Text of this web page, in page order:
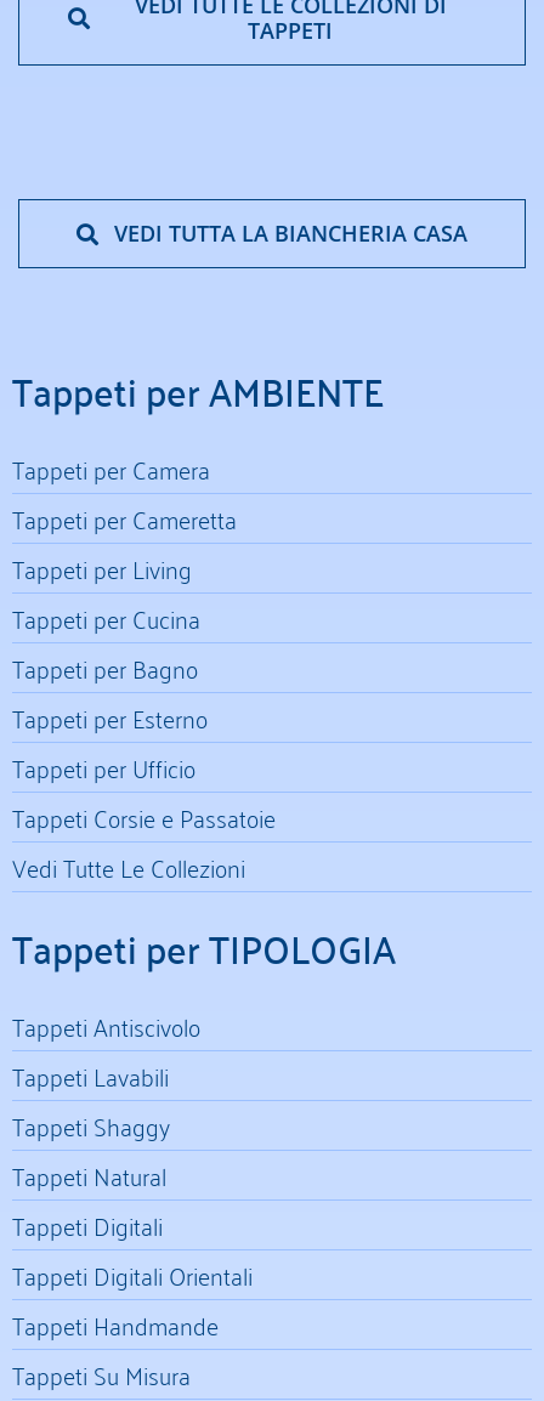
TAPPETI
VEDI TUTTA LA BIANCHERIA CASA
Tappeti per AMBIENTE
Tappeti per Camera
Tappeti per Cameretta
Tappeti per Living
Tappeti per Cucina
Tappeti per Bagno
Tappeti per Esterno
Tappeti per Ufficio
Tappeti Corsie e Passatoie
Vedi Tutte Le Collezioni
Tappeti per TIPOLOGIA
Tappeti Antiscivolo
Tappeti Lavabili
Tappeti Shaggy
Tappeti Natural
Tappeti Digitali
Tappeti Digitali Orientali
Tappeti Handmande
Tappeti Su Misura